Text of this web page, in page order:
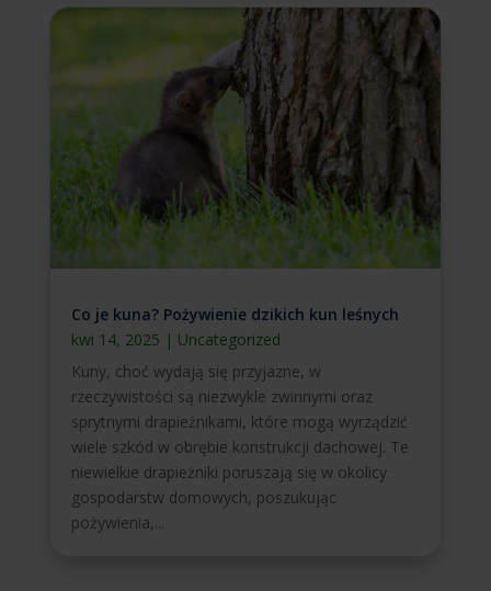
Co je kuna? Pożywienie dzikich kun leśnych
kwi 14, 2025 | Uncategorized
Kuny, choć wydają się przyjazne, w
rzeczywistości są niezwykle zwinnymi oraz
sprytnymi drapieżnikami, które mogą wyrządzić
wiele szkód w obrębie konstrukcji dachowej. Te
niewielkie drapieżniki poruszają się w okolicy
gospodarstw domowych, poszukując
pożywienia,...